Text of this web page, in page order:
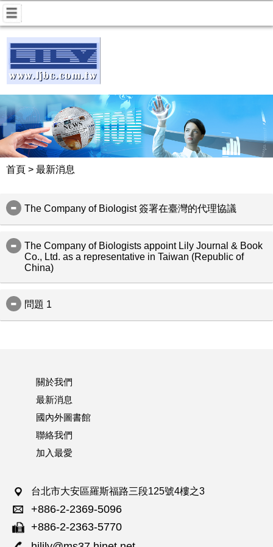
首頁 > 最新消息
The Company of Biologist 簽署在臺灣的代理協議
在臺灣的代理協議。
本公司在期刊代理領域的專業知識將支援館員協助研究員在
Open Access (開放存取)及Read & Publish (閱讀及出版)計畫
中出版他們的文章。
目前全球已有 51個國家, 超過850個機構參與這個出版商的
Read & Publish Open Access 計畫， 我們相信與 Company
說：「我們非常開心
在臺灣的百合圖書加入我們的代理商。這個合作將協助館員
們理解我們的 Read& Publishing 方案並不會有額外的支出。
我們非常期待我們之間的合作，以及參與即將在8月底舉辦的
臺灣醫學圖書館學會2024年會（TMLA），這次活動
Read & Publishing計畫可帶來的益處，並接觸能被我們高品
來找我們。」
有關The Company of Biologists
The Company of Biologists為一非營利出版組織，致力於支
援及激勵生物學界。我們與圖書館及圖書館聯盟合作，去協
The Company of Biologists appoint Lily Journal & Book
Co., Ltd. as a representative in Taiwan (Republic of
China)
agreement with Lily Journal & Book Co., Ltd. to represent us
in Taiwan (ROC).
The expertise and local knowledge of Lily Journal & Book
our Read & Publish Open Access (OA) initiative, and this is
helping to drive significant growth in OA publishing in our
leading peer-reviewed journals -
Experimental Biology, Disease Models & Mechanisms and
Biology Open.
Sarah Logan, Regional Sales Manager at The Company of
Taiwan (ROC) region. This collaboration will introduce
librarians to our innovative cost neutral Read & Publish
initiative, and we look forward to working with Lily Journal,
Association (TMLA) conference together in August. This
event presents a fantastic opportunity to meet existing
問題 1
關於我們
最新消息
國內外圖書館
聯絡我們
加入最愛
台北市大安區羅斯福路三段125號4樓之3
+886-2-2369-5096
+886-2-2363-5770